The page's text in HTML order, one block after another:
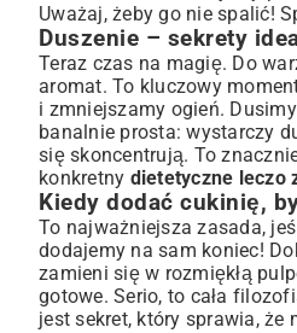
Uważaj, żeby go nie spalić!
Duszenie – sekrety
Teraz czas na magię. Do
aromat. To kluczowy
i zmniejszamy ogień.
banalnie prosta: wystarczy
się skoncentrują. To
konkretny dietetyczne leczo
Kiedy dodać cukinię,
To najważniejsza zasada,
dodajemy na sam koniec!
zamieni się w rozmiękłą
gotowe. Serio, to cała
jest sekret, który sprawia, że